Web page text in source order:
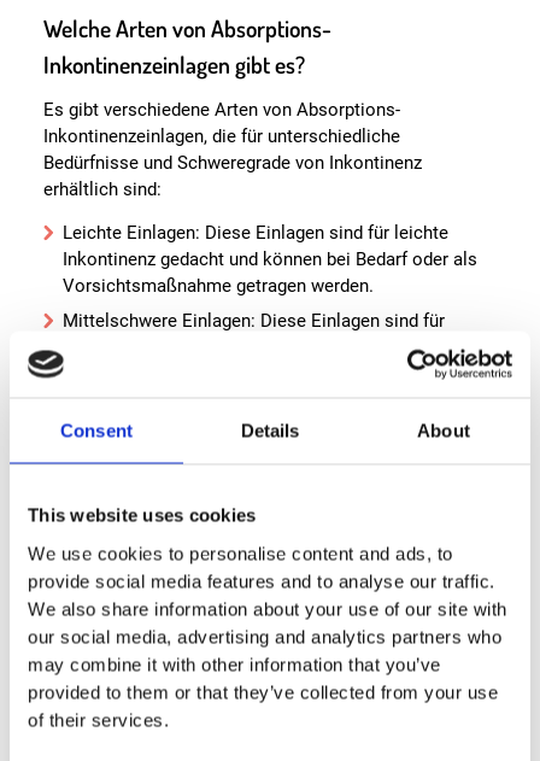
Consent Details About
This website uses cookies
We use cookies to personalise content and ads, to
provide social media features and to analyse our traffic.
We also share information about your use of our site with
our social media, advertising and analytics partners who
may combine it with other information that you’ve
provided to them or that they’ve collected from your use
of their services.
Welche Arten von Absorptions-
Inkontinenzeinlagen gibt es?
Es gibt verschiedene Arten von Absorptions-
Inkontinenzeinlagen, die für unterschiedliche
Bedürfnisse und Schweregrade von Inkontinenz
erhältlich sind:
Leichte Einlagen: Diese Einlagen sind für leichte
Inkontinenz gedacht und können bei Bedarf oder als
Vorsichtsmaßnahme getragen werden.
Mittelschwere Einlagen: Diese Einlagen sind für
mittelschwere Inkontinenz gedacht und bieten eine
höhere Absorptionskapazität als leichte Einlagen.
Inkontinenz gedacht und bieten die höchste
Absorptionskapazität. Sie können auch nachts
Anatomische Einlagen: Diese Einlagen sind speziell
geformt, um dem Körperkontur anzupassen und
bieten somit einen besseren Sitz und höhere
Sicherheit.